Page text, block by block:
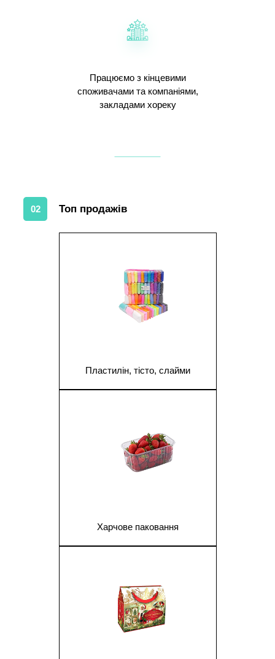
Працюємо з кінцевими
споживачами та компаніями,
закладами хореку
02 Топ продажів
Пластилін, тісто, слайми
Харчове паковання